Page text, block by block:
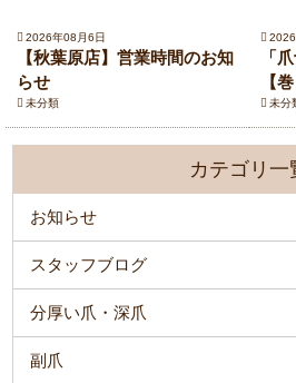
2026年08月6日
【秋葉原店】営業時間のお知
らせ
未分類
「
【
未分
カテゴリ一
お知らせ
スタッフブログ
分厚い爪・深爪
副爪